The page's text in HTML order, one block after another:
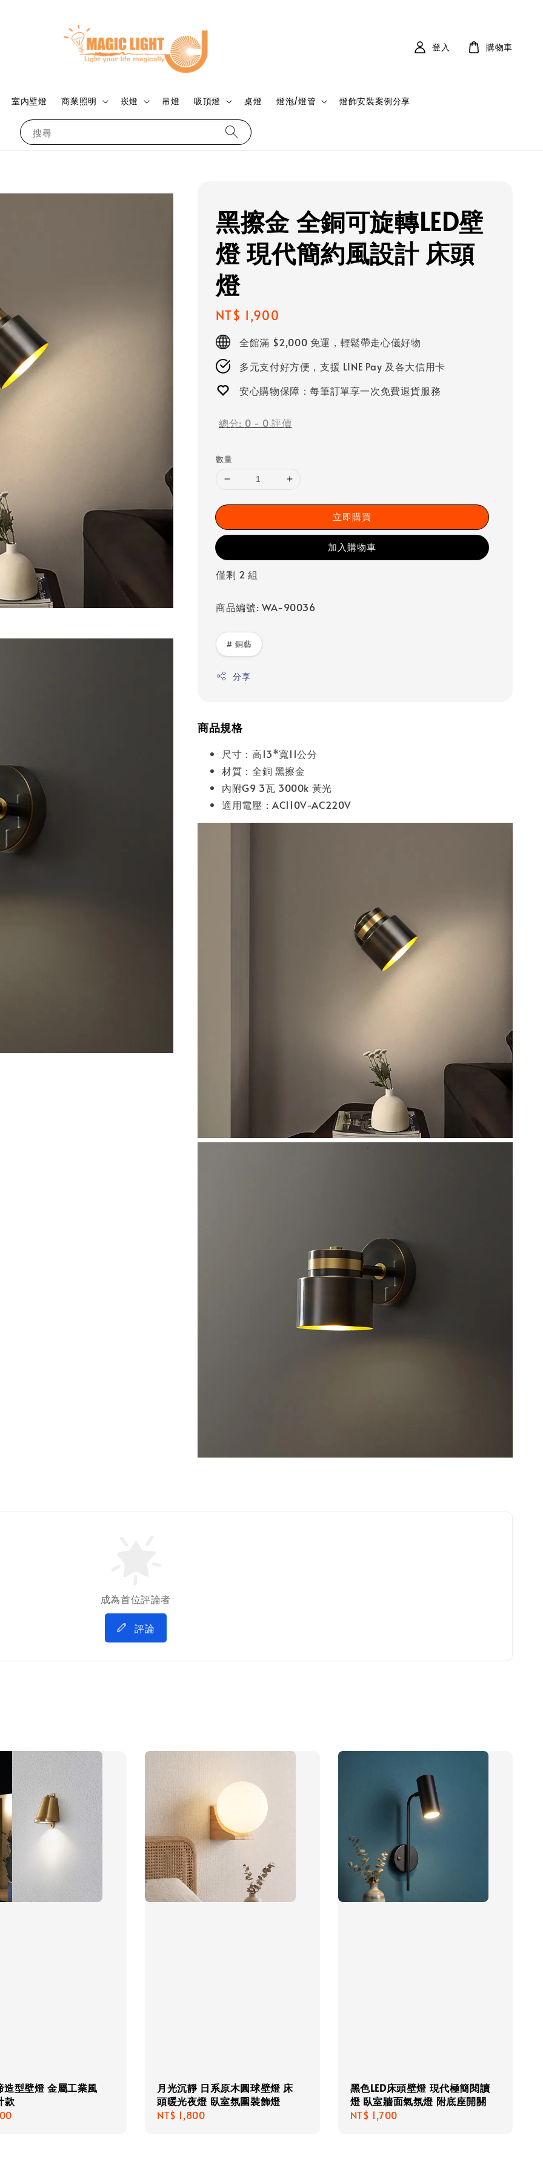
搜尋
室內壁燈 商業照明 崁燈 吊燈 吸頂燈 桌燈 燈泡/燈管 燈飾安裝案例分享
登入 購物車
黑擦金 全銅可旋轉LED壁
燈 現代簡約風設計 床頭
燈
Regular
price
NT$ 1,900
全館滿 $2,000 免運，輕鬆帶走心儀好物
多元支付好方便，支援 LINE Pay 及各大信用卡
安心購物保障：每筆訂單享一次免費退貨服務
總分: 0 - 0 評價
數量
立即購買
加入購物車
僅剩 2 組
商品編號: WA-90036
# 銅藝
分享
商品規格
尺寸：高13*寬11公分
材質：全銅 黑擦金
內附G9 3瓦 3000k 黃光
適用電壓：AC110V-AC220V
成為首位評論者
評論
造型壁燈 金屬工業風
款
月光沉靜 日系原木圓球壁燈 床
頭暖光夜燈 臥室氛圍裝飾燈
Regular
NT$ 1,800
黑色LED床頭壁燈 現代極簡閱讀
燈 臥室牆面氣氛燈 附底座開關
Regular
NT$ 1,700